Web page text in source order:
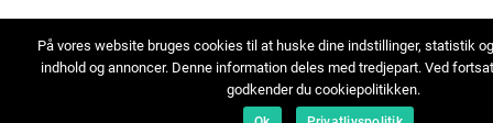
På vores website bruges cookies til at huske dine indstillinger, statistik
indhold og annoncer. Denne information deles med tredjepart. Ved
godkender du cookiepolitikken.